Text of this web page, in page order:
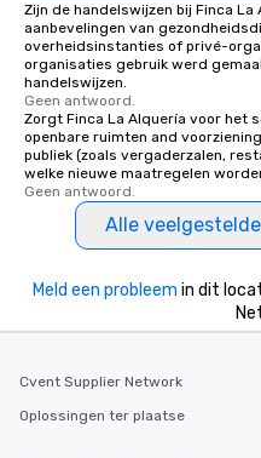
Zijn de handelswijzen bij Finca
aanbevelingen van
overheidsinstanties of privé-
organisaties gebruik werd
handelswijzen.
Geen antwoord.
Zorgt Finca La Alquería voor het
openbare ruimten and
publiek (zoals vergaderzalen,
welke nieuwe maatregelen
Geen antwoord.
Alle
Meld een probleem in dit
Cvent Supplier Network
Oplossingen ter plaatse